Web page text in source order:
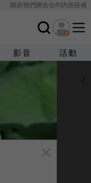
關於我們廣告合作內容授權
影音 活動